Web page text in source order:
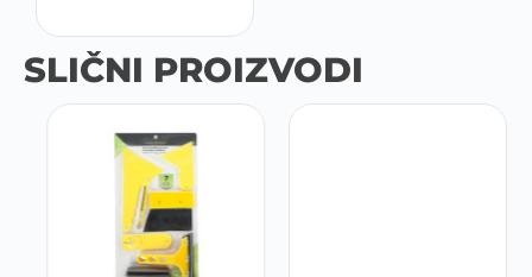
SLIČNI PROIZVODI